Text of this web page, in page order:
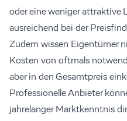
oder eine weniger attraktive
ausreichend bei der
Zudem wissen Eigentümer
Kosten von oftmals
aber in den Gesamtpreis
Professionelle Anbieter
jahrelanger Marktkenntnis